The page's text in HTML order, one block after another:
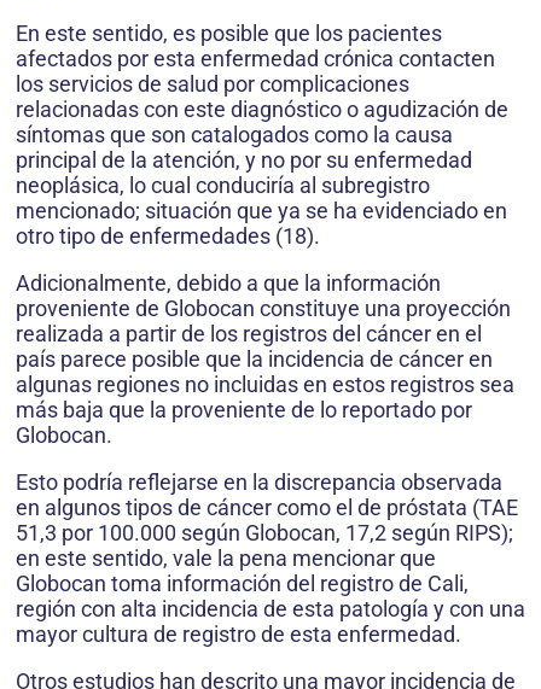
En este sentido, es posible que los pacientes
afectados por esta enfermedad crónica contacten
los servicios de salud por complicaciones
relacionadas con este diagnóstico o agudización de
síntomas que son catalogados como la causa
principal de la atención, y no por su enfermedad
neoplásica, lo cual conduciría al subregistro
mencionado; situación que ya se ha evidenciado en
otro tipo de enfermedades (18).
Adicionalmente, debido a que la información
proveniente de Globocan constituye una proyección
realizada a partir de los registros del cáncer en el
país parece posible que la incidencia de cáncer en
algunas regiones no incluidas en estos registros sea
más baja que la proveniente de lo reportado por
Globocan.
Esto podría reflejarse en la discrepancia observada
en algunos tipos de cáncer como el de próstata (TAE
51,3 por 100.000 según Globocan, 17,2 según RIPS);
en este sentido, vale la pena mencionar que
Globocan toma información del registro de Cali,
región con alta incidencia de esta patología y con una
mayor cultura de registro de esta enfermedad.
Otros estudios han descrito una mayor incidencia de